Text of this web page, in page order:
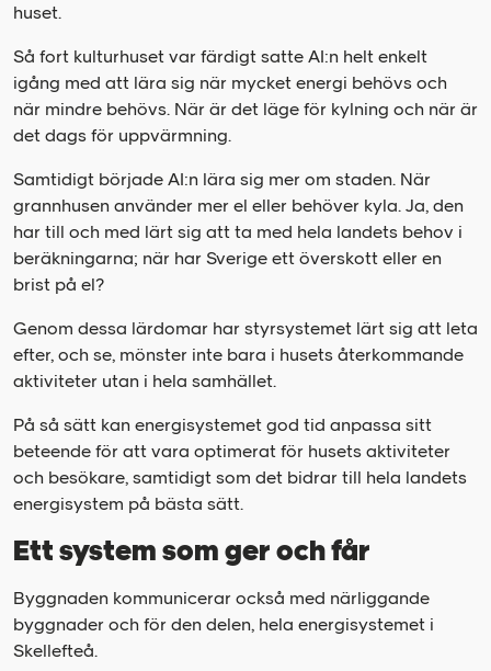
huset.
Så fort kulturhuset var färdigt satte AI:n helt enkelt
igång med att lära sig när mycket energi behövs och
när mindre behövs. När är det läge för kylning och när är
det dags för uppvärmning.
Samtidigt började AI:n lära sig mer om staden. När
grannhusen använder mer el eller behöver kyla. Ja, den
har till och med lärt sig att ta med hela landets behov i
beräkningarna; när har Sverige ett överskott eller en
brist på el?
Genom dessa lärdomar har styrsystemet lärt sig att leta
efter, och se, mönster inte bara i husets återkommande
aktiviteter utan i hela samhället.
På så sätt kan energisystemet god tid anpassa sitt
beteende för att vara optimerat för husets aktiviteter
och besökare, samtidigt som det bidrar till hela landets
energisystem på bästa sätt.
Ett system som ger och får
Byggnaden kommunicerar också med närliggande
byggnader och för den delen, hela energisystemet i
Skellefteå.